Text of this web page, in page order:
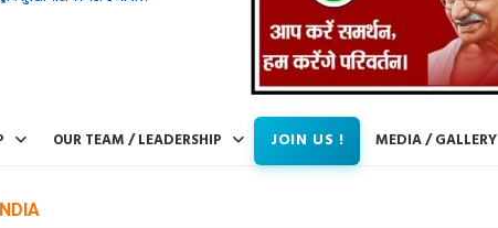
OUR TEAM / LEADERSHIP JOIN US ! MEDIA / GALLERY